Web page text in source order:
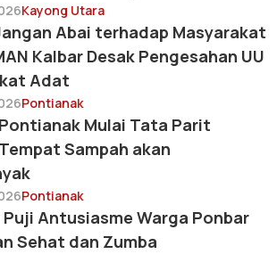
Kayong Utara
Abai terhadap Masyarakat
Kalbar Desak Pengesahan UU
Adat
Pontianak
Mulai Tata Parit
Sampah akan
Pontianak
Puji Antusiasme Warga Ponbar
Sehat dan Zumba